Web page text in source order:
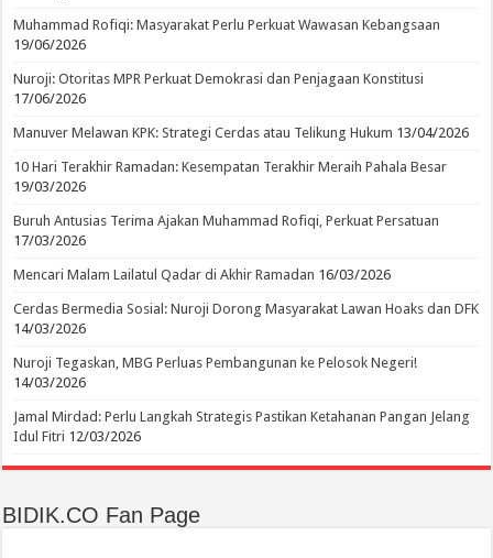
Muhammad Rofiqi: Masyarakat Perlu Perkuat Wawasan Kebangsaan
19/06/2026
Nuroji: Otoritas MPR Perkuat Demokrasi dan Penjagaan Konstitusi
17/06/2026
Manuver Melawan KPK: Strategi Cerdas atau Telikung Hukum 13/04/2026
10 Hari Terakhir Ramadan: Kesempatan Terakhir Meraih Pahala Besar
19/03/2026
Buruh Antusias Terima Ajakan Muhammad Rofiqi, Perkuat Persatuan
17/03/2026
Mencari Malam Lailatul Qadar di Akhir Ramadan 16/03/2026
Cerdas Bermedia Sosial: Nuroji Dorong Masyarakat Lawan Hoaks dan DFK
14/03/2026
Nuroji Tegaskan, MBG Perluas Pembangunan ke Pelosok Negeri!
14/03/2026
Jamal Mirdad: Perlu Langkah Strategis Pastikan Ketahanan Pangan Jelang
Idul Fitri 12/03/2026
BIDIK.CO Fan Page